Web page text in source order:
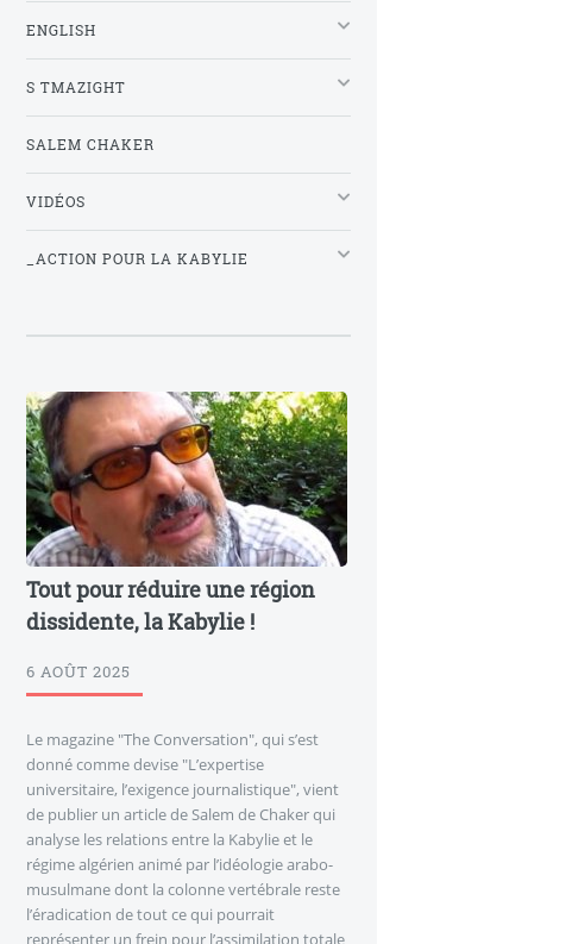
ENGLISH
S TMAZIGHT
SALEM CHAKER
VIDÉOS
_ACTION POUR LA KABYLIE
Tout pour réduire une région
dissidente, la Kabylie !
6 AOÛT 2025
Le magazine "The Conversation", qui s’est
donné comme devise "L’expertise
universitaire, l’exigence journalistique", vient
de publier un article de Salem de Chaker qui
analyse les relations entre la Kabylie et le
régime algérien animé par l’idéologie arabo-
musulmane dont la colonne vertébrale reste
l’éradication de tout ce qui pourrait
représenter un frein pour l’assimilation totale